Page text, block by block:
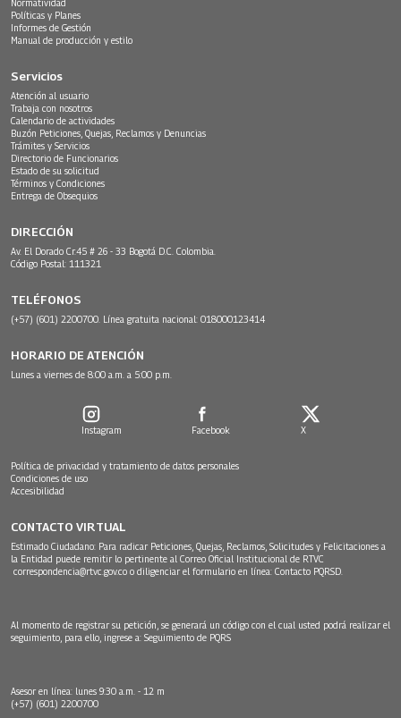
Normatividad
Políticas y Planes
Informes de Gestión
Manual de producción y estilo
Servicios
Atención al usuario
Trabaja con nosotros
Calendario de actividades
Buzón Peticiones, Quejas, Reclamos y Denuncias
Trámites y Servicios
Directorio de Funcionarios
Estado de su solicitud
Términos y Condiciones
Entrega de Obsequios
DIRECCIÓN
Av. El Dorado Cr.45 # 26 - 33 Bogotá D.C. Colombia.
Código Postal: 111321
TELÉFONOS
(+57) (601) 2200700. Línea gratuita nacional: 018000123414
HORARIO DE ATENCIÓN
Lunes a viernes de 8:00 a.m. a 5:00 p.m.
Instagram Facebook X
Política de privacidad y tratamiento de datos personales
Condiciones de uso
Accesibilidad
CONTACTO VIRTUAL
Estimado Ciudadano: Para radicar Peticiones, Quejas, Reclamos, Solicitudes y Felicitaciones a
la Entidad puede remitir lo pertinente al Correo Oficial Institucional de RTVC
correspondencia@rtvc.gov.co o diligenciar el formulario en línea: Contacto PQRSD.
Al momento de registrar su petición, se generará un código con el cual usted podrá realizar el
seguimiento, para ello, ingrese a: Seguimiento de PQRS
Asesor en línea: lunes 9:30 a.m. - 12 m
(+57) (601) 2200700